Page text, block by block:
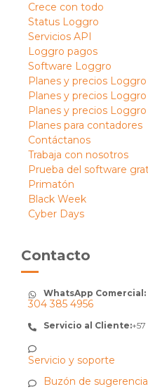
Crece con todo
Status Loggro
Servicios API
Loggro pagos
Software Loggro
Planes y precios
Planes y precios
Planes y precios
Planes para contadores
Contáctanos
Trabaja con nosotros
Prueba del software
Primatón
Black Week
Cyber Days
Contacto
WhatsApp Comercial:
304 385 4956
Servicio al Cliente:
Servicio y soporte
Buzón de